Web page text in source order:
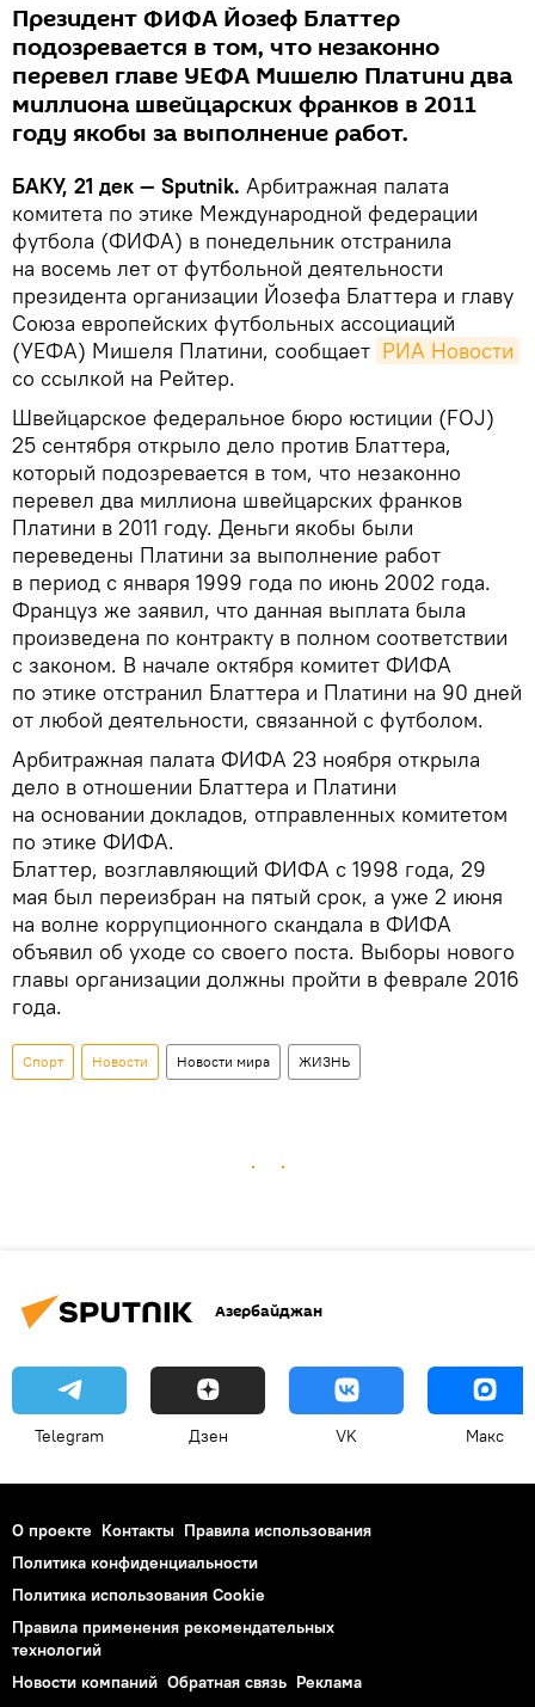
Президент ФИФА Йозеф Блаттер
подозревается в том, что незаконно
перевел главе УЕФА Мишелю Платини два
миллиона швейцарских франков в 2011
году якобы за выполнение работ.
БАКУ, 21 дек — Sputnik. Арбитражная палата
комитета по этике Международной федерации
футбола (ФИФА) в понедельник отстранила
на восемь лет от футбольной деятельности
президента организации Йозефа Блаттера и главу
Союза европейских футбольных ассоциаций
(УЕФА) Мишеля Платини, сообщает РИА Новости
со ссылкой на Рейтер.
Швейцарское федеральное бюро юстиции (FOJ)
25 сентября открыло дело против Блаттера,
который подозревается в том, что незаконно
перевел два миллиона швейцарских франков
Платини в 2011 году. Деньги якобы были
переведены Платини за выполнение работ
в период с января 1999 года по июнь 2002 года.
Француз же заявил, что данная выплата была
произведена по контракту в полном соответствии
с законом. В начале октября комитет ФИФА
по этике отстранил Блаттера и Платини на 90 дней
от любой деятельности, связанной с футболом.
Арбитражная палата ФИФА 23 ноября открыла
дело в отношении Блаттера и Платини
на основании докладов, отправленных комитетом
по этике ФИФА.
Блаттер, возглавляющий ФИФА с 1998 года, 29
мая был переизбран на пятый срок, а уже 2 июня
на волне коррупционного скандала в ФИФА
объявил об уходе со своего поста. Выборы нового
главы организации должны пройти в феврале 2016
года.
Спорт Новости Новости мира ЖИЗНЬ
Азербайджан
Telegram Дзен VK Макс
О проекте Контакты Правила использования
Политика конфиденциальности
Политика использования Cookie
Правила применения рекомендательных
технологий
Новости компаний Обратная связь Реклама